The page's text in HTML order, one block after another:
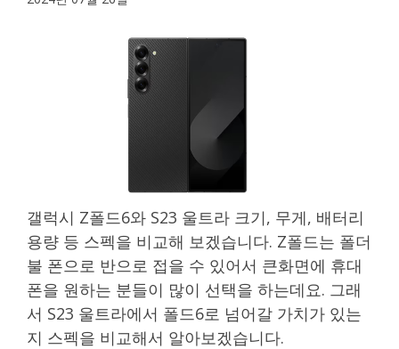
갤럭시 Z폴드6와 S23 울트라 크기, 무게, 배터리
용량 등 스펙을 비교해 보겠습니다. Z폴드는 폴더
불 폰으로 반으로 접을 수 있어서 큰화면에 휴대
폰을 원하는 분들이 많이 선택을 하는데요. 그래
서 S23 울트라에서 폴드6로 넘어갈 가치가 있는
지 스펙을 비교해서 알아보겠습니다.